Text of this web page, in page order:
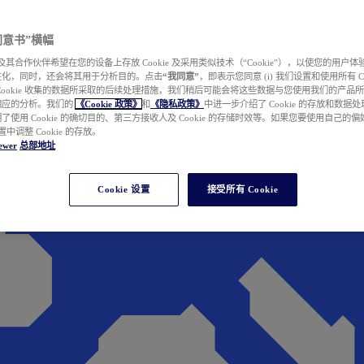
意书”横幅
其合作伙伴希望在您的设备上存放 Cookie 及采用类似技术（“Cookie”），以使您的用户体
，同时，还会将其用于分析目的。点击“我同意” ，即表示您同意 (i) 我们设置和使用所有
收集的数据所采取的后续处理措施，我们稍后可能会将这些数据与您使用我们的产品
的分析。我们的
《Cookie 政策》 和 《隐私政策》 中进一步介绍了 Cookie 的存放和数据处
使用 Cookie 的确切目的、第三方接收人及 Cookie 的存储时效等。如果您要使用自己的偏
中调整 Cookie 的存放。
总部地址
Cookie 设置 接受所有 Cookie